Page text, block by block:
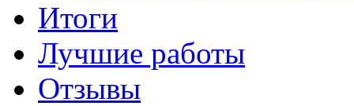
Итоги
Лучшие работы
Отзывы